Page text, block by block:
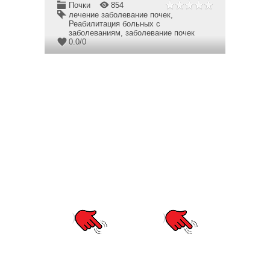
Почки
854
лечение заболевание почек,
Реабилитация больных с
заболеваниям, заболевание почек
0.0/0